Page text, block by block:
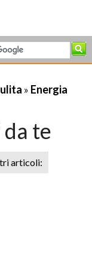
» Energia
te
articoli: